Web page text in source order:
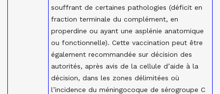
souffrant de certaines pathologies (déficit en
fraction terminale du complément, en
properdine ou ayant une asplénie anatomique
ou fonctionnelle). Cette vaccination peut être
également recommandée sur décision des
autorités, après avis de la cellule d’aide à la
décision, dans les zones délimitées où
l’incidence du méningocoque de sérogroupe C